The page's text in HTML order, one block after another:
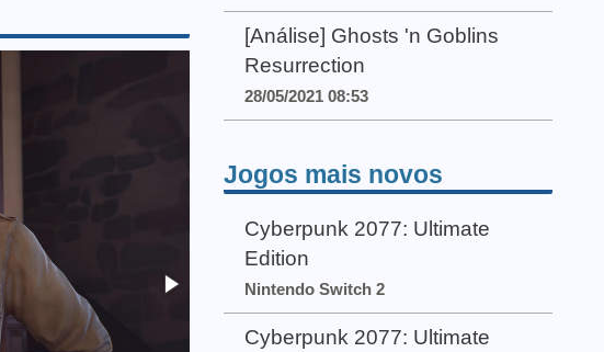
[Análise] Ghosts 'n Goblins
Resurrection
28/05/2021 08:53
Jogos mais novos
Cyberpunk 2077: Ultimate
Edition
Nintendo Switch 2
Cyberpunk 2077: Ultimate